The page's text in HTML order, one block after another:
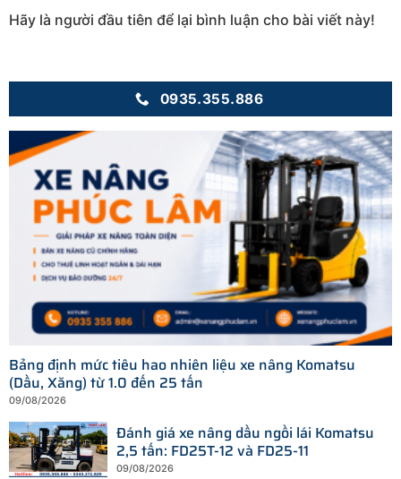
Hãy là người đầu tiên để lại bình luận cho bài viết này!
0935.355.886
Bảng định mức tiêu hao nhiên liệu xe nâng Komatsu
(Dầu, Xăng) từ 1.0 đến 25 tấn
09/08/2026
Đánh giá xe nâng dầu ngồi lái Komatsu
2,5 tấn: FD25T-12 và FD25-11
09/08/2026